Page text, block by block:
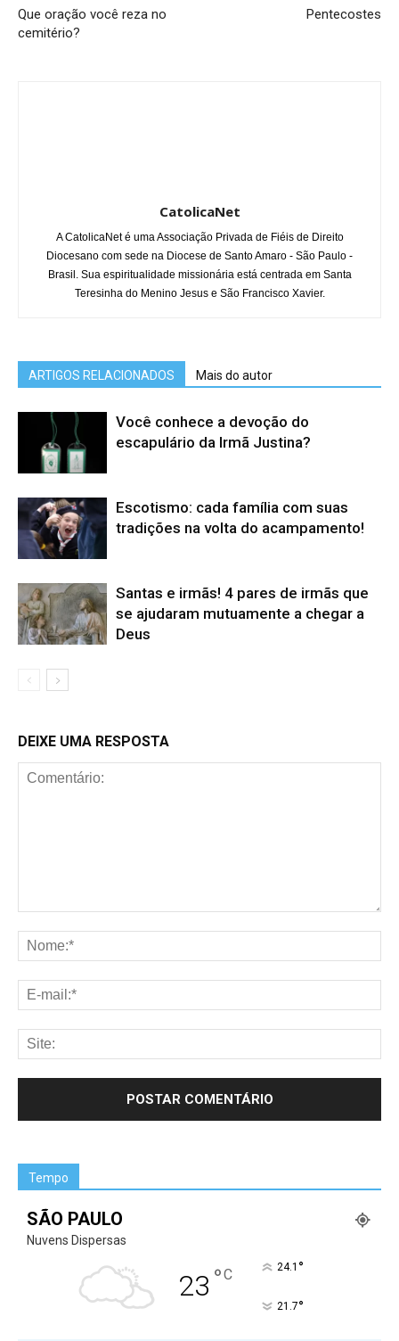
Que oração você reza no
cemitério?
Pentecostes
CatolicaNet
A CatolicaNet é uma Associação Privada de Fiéis de Direito
Diocesano com sede na Diocese de Santo Amaro - São Paulo -
Brasil. Sua espiritualidade missionária está centrada em Santa
Teresinha do Menino Jesus e São Francisco Xavier.
ARTIGOS RELACIONADOS Mais do autor
Você conhece a devoção do
escapulário da Irmã Justina?
Escotismo: cada família com suas
tradições na volta do acampamento!
Santas e irmãs! 4 pares de irmãs que
se ajudaram mutuamente a chegar a
Deus
DEIXE UMA RESPOSTA
Tempo
SÃO PAULO
Nuvens Dispersas
23 °C 24.1 °
21.7°